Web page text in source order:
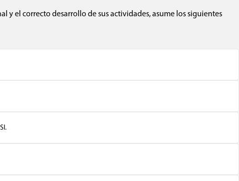
y el correcto desarrollo de sus actividades, asume los siguientes